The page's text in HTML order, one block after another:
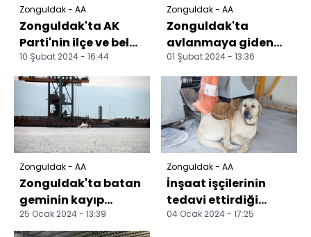
Zonguldak - AA
Zonguldak'ta AK
Parti'nin ilçe ve belde
belediye başkan
adayları tanıtıldı
10 Şubat 2024 - 16:44
Zonguldak - AA
Zonguldak'ta
avlanmaya giden
kişi ormanlık alanda
ölü bulundu
01 Şubat 2024 - 13:36
Zonguldak - AA
Zonguldak'ta batan
geminin kayıp
personeli 68 gündür
aranıyor
25 Ocak 2024 - 13:39
Zonguldak - AA
İnşaat işçilerinin
tedavi ettirdiği
köpekle ormanda
04 Ocak 2024 - 17:25